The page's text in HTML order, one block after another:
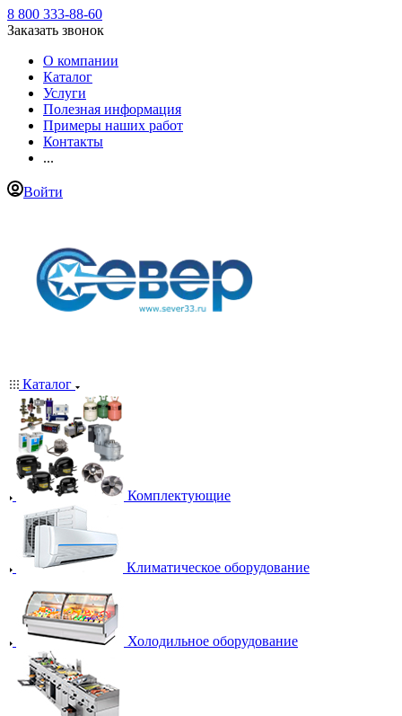
8 800 333-88-60
Заказать звонок
О компании
Каталог
Услуги
Полезная информация
Примеры наших работ
Контакты
...
Войти
Каталог
Комплектующие
Климатическое оборудование
Холодильное оборудование